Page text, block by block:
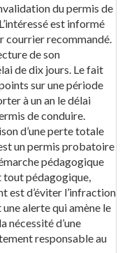
du permis de
est informé
courrier recommandé.
de son
de dix jours. Le fait
sur une période
à un an le délai
de conduire.
d’une perte totale
un permis probatoire
pédagogique
tout pédagogique,
est d’éviter l’infraction
alerte qui amène le
nécessité d’une
responsable au